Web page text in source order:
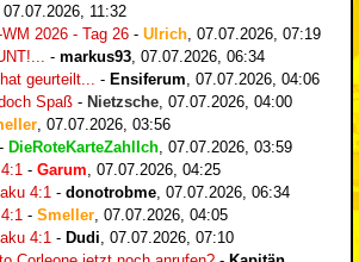
07.07.2026, 11:32
2026 - Tag 26 - Ulrich, 07.07.2026, 07:19
- markus93, 07.07.2026, 06:34
geurteilt... - Ensiferum, 07.07.2026, 04:06
Spaß - Nietzsche, 07.07.2026, 04:00
, 07.07.2026, 03:56
- DieRoteKarteZahlIch, 07.07.2026, 03:59
- Garum, 07.07.2026, 04:25
4:1 - donotrobme, 07.07.2026, 06:34
- Smeller, 07.07.2026, 04:05
4:1 - Dudi, 07.07.2026, 07:10